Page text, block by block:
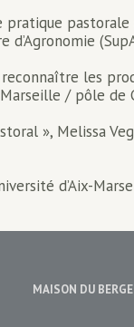
pratique
les
/ pôle
», Melissa
d’Aix-
MAISON DU